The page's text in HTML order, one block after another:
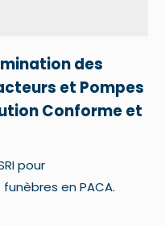
des
et Pompes
Conforme et
pour
en PACA.